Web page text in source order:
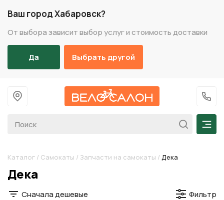
Ваш город Хабаровск?
От выбора зависит выбор услуг и стоимость доставки
Да Выбрать другой
На главную
+7
Каталог / Самокаты / Запчасти на самокаты / Дека
Разделы каталога
Дека
Сначала дешевые Фильтр